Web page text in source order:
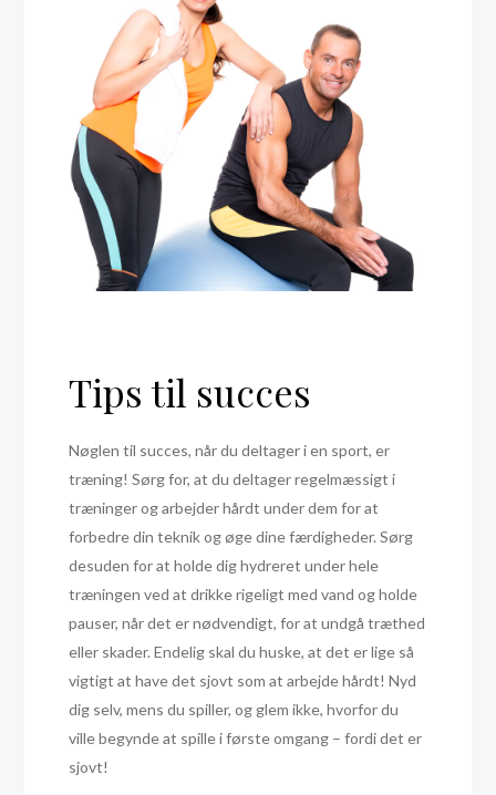
Tips til succes
Nøglen til succes, når du deltager i en sport, er
træning! Sørg for, at du deltager regelmæssigt i
træninger og arbejder hårdt under dem for at
forbedre din teknik og øge dine færdigheder. Sørg
desuden for at holde dig hydreret under hele
træningen ved at drikke rigeligt med vand og holde
pauser, når det er nødvendigt, for at undgå træthed
eller skader. Endelig skal du huske, at det er lige så
vigtigt at have det sjovt som at arbejde hårdt! Nyd
dig selv, mens du spiller, og glem ikke, hvorfor du
ville begynde at spille i første omgang – fordi det er
sjovt!